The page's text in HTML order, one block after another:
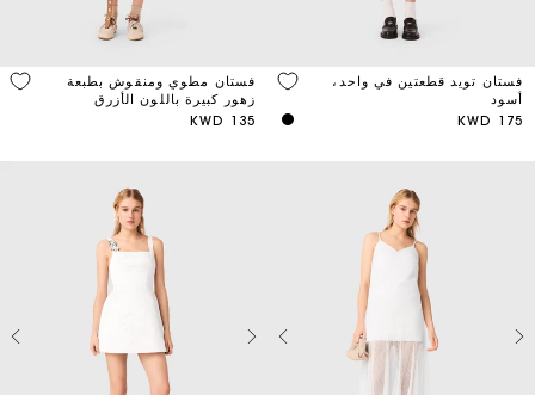
فستان تويد قطعتين في واحد،
أسود
175 KWD
فستان مطوي ومنقوش بطبعة
زهور كبيرة باللون الأزرق
السماوي
135 KWD